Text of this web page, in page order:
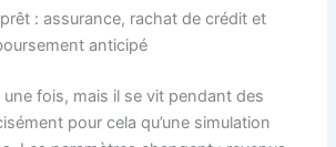
: assurance, rachat de crédit et
anticipé
fois, mais il se vit pendant des
pour cela qu’une simulation